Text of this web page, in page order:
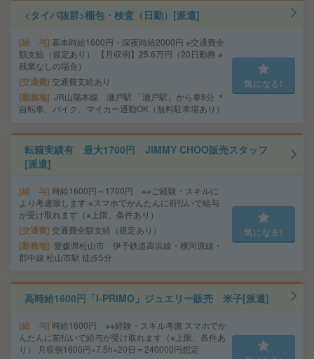
<タイパ抜群>梱包・検査（日勤）[派遣]
給 与 基本時給1600円・深夜時給2000円 ※交通費全
額支給（規定あり） 【月収例】25.6万円（20日勤務 ※
残業なしの場合）
交通費 交通費支給あり
勤務地 JR山陽本線 瀬戸駅 「瀬戸駅」から車6分 ＊
自転車、バイク、マイカー通勤OK（無料駐車場あり）
気になる!
転籍実績有 最大1700円 JIMMY CHOO販売スタッフ
[派遣]
給 与 時給1600円～1700円 ※※ご経験・スキルに
より考慮致します ※スマホでかんたんに前払いで給与
が受け取れます（※上限、条件あり）
交通費 交通費全額支給（規定あり）
勤務地 愛媛県松山市 伊予鉄道高浜線・横河原線・
郡中線 松山市駅 徒歩5分
気になる!
高時給1600円「I-PRIMO」ジュエリー販売 米子[派遣]
給 与 時給1600円 ※※経験・スキル考慮 スマホでか
んたんに前払いで給与が受け取れます（※上限、条件あ
り） 月収例1600円×7.5h×20日＝240000円想定